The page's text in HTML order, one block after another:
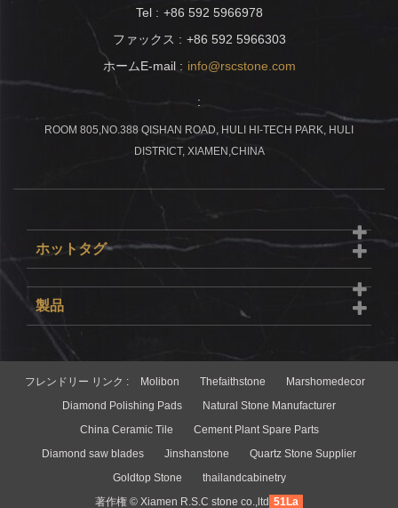
Tel : +86 592 5966978
ファックス : +86 592 5966303
ホームE-mail : info@rscstone.com
:
ROOM 805,NO.388 QISHAN ROAD, HULI HI-TECH PARK, HULI
DISTRICT, XIAMEN,CHINA
ホットタグ
製品
フレンドリー リンク : Molibon Thefaithstone
Marshomedecor
Diamond Polishing Pads
Natural Stone Manufacturer
China Ceramic Tile
Cement Plant Spare Parts
Diamond saw blades
Jinshanstone
Quartz Stone Supplier
Goldtop Stone
thailandcabinetry
著作権 © Xiamen R.S.C stone co.,ltd 51La